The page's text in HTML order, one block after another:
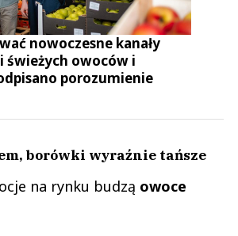
nowoczesne kanały
świeżych owoców i
porozumienie
borówki wyraźnie tańsze
na rynku budzą owoce